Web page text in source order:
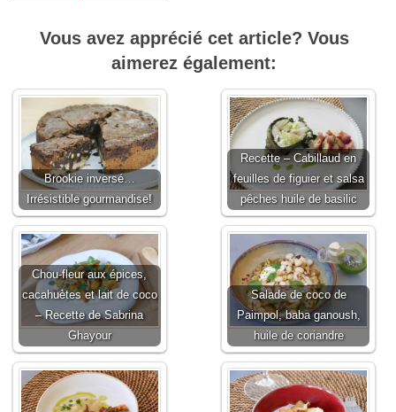
Vous avez apprécié cet article? Vous
aimerez également:
Brookie inversé…
Irrésistible gourmandise!
Recette – Cabillaud en
feuilles de figuier et salsa
pêches huile de basilic
Chou-fleur aux épices,
cacahuètes et lait de coco
– Recette de Sabrina
Ghayour
Salade de coco de
Paimpol, baba ganoush,
huile de coriandre